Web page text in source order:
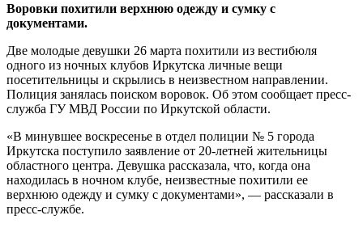
Воровки похитили верхнюю одежду и сумку с
документами.
Две молодые девушки 26 марта похитили из вестибюля
одного из ночных клубов Иркутска личные вещи
посетительницы и скрылись в неизвестном направлении.
Полиция занялась поиском воровок. Об этом сообщает пресс-
служба ГУ МВД России по Иркутской области.
«В минувшее воскресенье в отдел полиции № 5 города
Иркутска поступило заявление от 20-летней жительницы
областного центра. Девушка рассказала, что, когда она
находилась в ночном клубе, неизвестные похитили ее
верхнюю одежду и сумку с документами», — рассказали в
пресс-службе.